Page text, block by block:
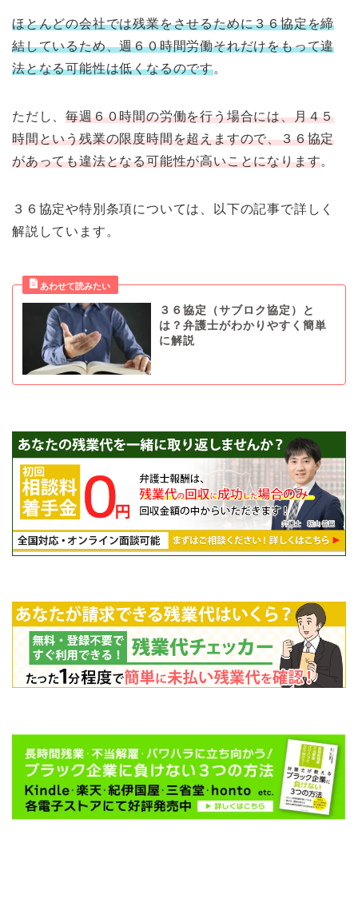
ほとんどの会社では残業をさせるために３６協定を締
結しているため、週６０時間労働それだけをもって違
法となる可能性は低くなるのです。
ただし、毎週６０時間の労働を行う場合には、月４５
時間という残業の限度時間を超えますので、３６協定
があっても違法となる可能性が高いことになります。
３６協定や特別条項については、以下の記事で詳しく
解説しています。
３６協定（サブロク協定）と
は？弁護士がわかりやすく簡単
に解説